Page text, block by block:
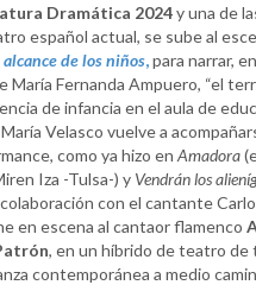
Dramática 2024y una de
español actual, se sube al
de los niños,para narrar,
María Fernanda Ampuero, “el
de infancia en el aula de
Velasco vuelve a
como ya hizo en Amadora
Iza -Tulsa-) y Vendrán los
con el cantante
en escena al cantaor flamenco
, en un híbrido de teatro de
contemporánea a medio